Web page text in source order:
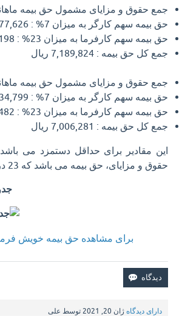
جمع حقوق و مزایای مشمول حق بیمه ماهانه در ماه های 31
حق بیمه سهم کارگر به میزان 7% : 1,677,626 ریال
حق بیمه سهم کارفرما به میزان 23% : 5,512,198 ریال
جمع کل حق بیمه : 7,189,824 ریال
جمع حقوق و مزایای مشمول حق بیمه ماهانه در ماه های 30
حق بیمه سهم کارگر به میزان 7% : 1,634,799 ریال
حق بیمه سهم کارفرما به میزان 23% : 5,371,482 ریال
جمع کل حق بیمه : 7,006,281 ریال
حقوق و مزایای، حق بیمه می باشد که 23 درصد سهم کارفرما و 7 درصد سهم کارگر می باشد.
برای مشاهده حق بیمه خویش فرما و بیمه
دارای دیدگاه ژان 20, 2021 توسط علی